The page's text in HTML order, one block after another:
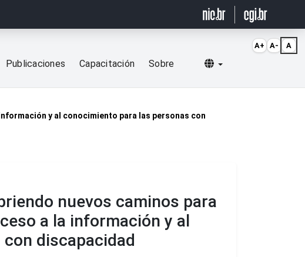
Publicaciones Capacitación Sobre Selecionar idioma
y al conocimiento para las personas con
nuevos caminos para
a la información y al
discapacidad
A+ A- A